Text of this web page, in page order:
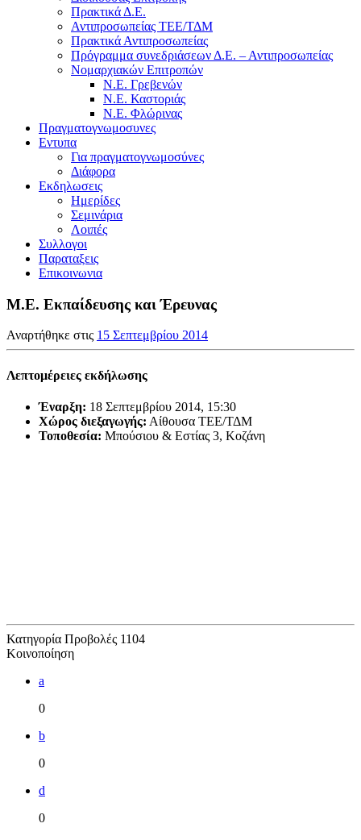
Πρακτικά Δ.Ε.
Αντιπροσωπείας ΤΕΕ/ΤΔΜ
Πρακτικά Αντιπροσωπείας
Πρόγραμμα συνεδριάσεων Δ.Ε. – Αντιπροσωπείας
Νομαρχιακών Επιτροπών
Ν.Ε. Γρεβενών
Ν.Ε. Καστοριάς
Ν.Ε. Φλώρινας
Πραγματογνωμοσυνες
Εντυπα
Για πραγματογνωμοσύνες
Διάφορα
Εκδηλωσεις
Ημερίδες
Σεμινάρια
Λοιπές
Συλλογοι
Παραταξεις
Επικοινωνια
M.Ε. Εκπαίδευσης και Έρευνας
Αναρτήθηκε στις 15 Σεπτεμβρίου 2014
Λεπτομέρειες εκδήλωσης
Έναρξη: 18 Σεπτεμβρίου 2014, 15:30
Χώρος διεξαγωγής: Αίθουσα ΤΕΕ/ΤΔΜ
Τοποθεσία: Μπούσιου & Εστίας 3, Κοζάνη
Κατηγορία Προβολές 1104
Κοινοποίηση
a
0
b
0
d
0